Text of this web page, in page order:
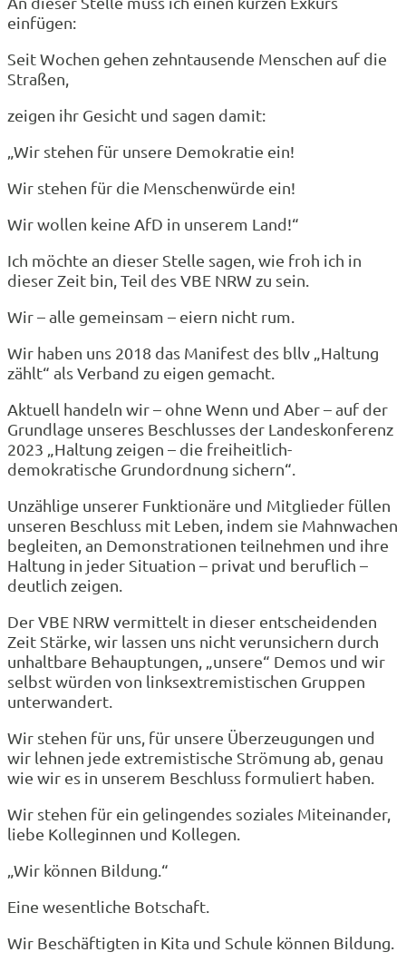
einfügen:
Seit Wochen gehen zehntausende Menschen auf die
Straßen,
zeigen ihr Gesicht und sagen damit:
„Wir stehen für unsere Demokratie ein!
Wir stehen für die Menschenwürde ein!
Wir wollen keine AfD in unserem Land!“
Ich möchte an dieser Stelle sagen, wie froh ich in
dieser Zeit bin, Teil des VBE NRW zu sein.
Wir – alle gemeinsam – eiern nicht rum.
Wir haben uns 2018 das Manifest des bllv „Haltung
zählt“ als Verband zu eigen gemacht.
Aktuell handeln wir – ohne Wenn und Aber – auf der
Grundlage unseres Beschlusses der Landeskonferenz
2023 „Haltung zeigen – die freiheitlich-
demokratische Grundordnung sichern“.
Unzählige unserer Funktionäre und Mitglieder füllen
unseren Beschluss mit Leben, indem sie Mahnwachen
begleiten, an Demonstrationen teilnehmen und ihre
Haltung in jeder Situation – privat und beruflich –
deutlich zeigen.
Der VBE NRW vermittelt in dieser entscheidenden
Zeit Stärke, wir lassen uns nicht verunsichern durch
unhaltbare Behauptungen, „unsere“ Demos und wir
selbst würden von linksextremistischen Gruppen
unterwandert.
Wir stehen für uns, für unsere Überzeugungen und
wir lehnen jede extremistische Strömung ab, genau
wie wir es in unserem Beschluss formuliert haben.
Wir stehen für ein gelingendes soziales Miteinander,
liebe Kolleginnen und Kollegen.
„Wir können Bildung.“
Eine wesentliche Botschaft.
Wir Beschäftigten in Kita und Schule können Bildung.